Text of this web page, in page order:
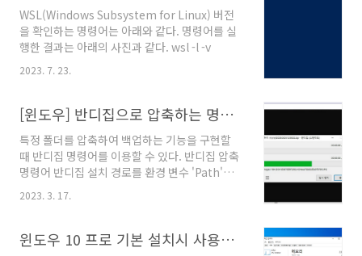
WSL(Windows Subsystem for Linux) 버전
을 확인하는 명령어는 아래와 같다. 명령어를 실
행한 결과는 아래의 사진과 같다. wsl -l -v
2023. 7. 23.
[윈도우] 반디집으로 압축하는 명령어와 백업 스크립트 예제
특정 폴더를 압축하여 백업하는 기능을 구현할
때 반디집 명령어를 이용할 수 있다. 반디집 압축
명령어 반디집 설치 경로를 환경 변수 'Path'에
입력하거나 'Bandizip.exe'의 절대경로를 입력
하여 아래의 명령어를 완성하면 된다.
령어를 실제 사용가능한 명령어로 만들면 아래와
2023. 3. 17.
윈도우 10 프로 기본 설치시 사용하는 메모리 용량과 디스크 용량